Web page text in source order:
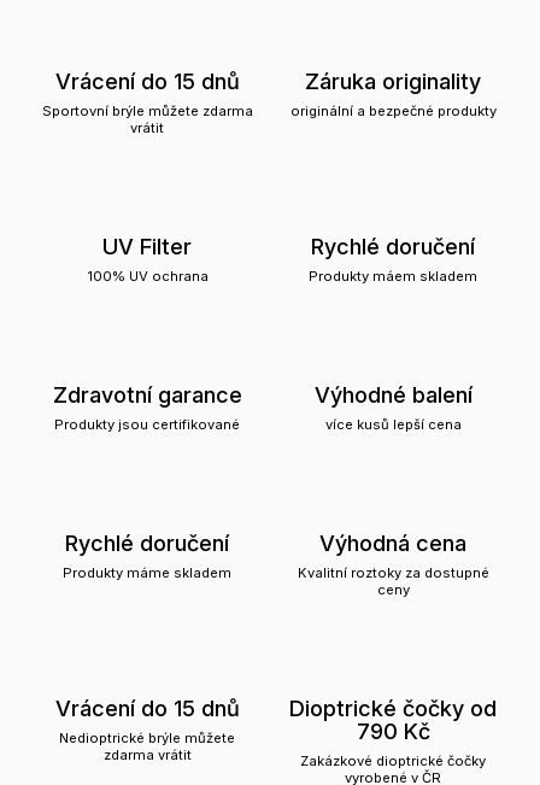
Vrácení do 15 dnů
Sportovní brýle můžete zdarma
vrátit
Záruka originality
originální a bezpečné produkty
UV Filter
100% UV ochrana
Rychlé doručení
Produkty máem skladem
Zdravotní garance
Produkty jsou certifikované
Výhodné balení
více kusů lepší cena
Rychlé doručení
Produkty máme skladem
Výhodná cena
Kvalitní roztoky za dostupné
ceny
Vrácení do 15 dnů
Nedioptrické brýle můžete
zdarma vrátit
Dioptrické čočky od
790 Kč
Zakázkové dioptrické čočky
vyrobené v ČR